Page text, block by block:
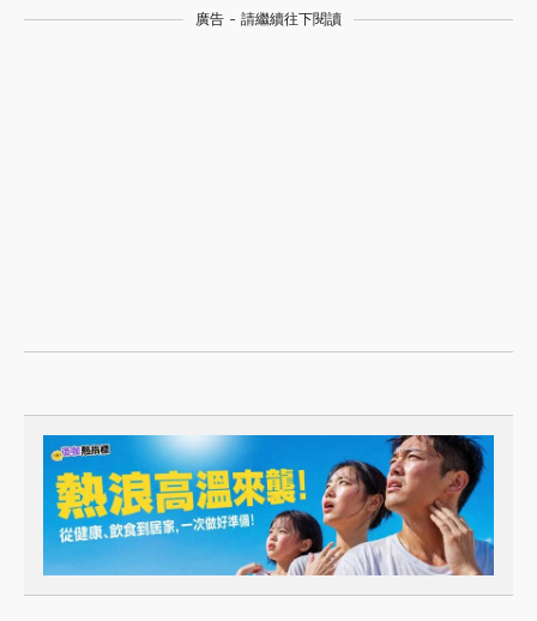
廣告 - 請繼續往下閱讀